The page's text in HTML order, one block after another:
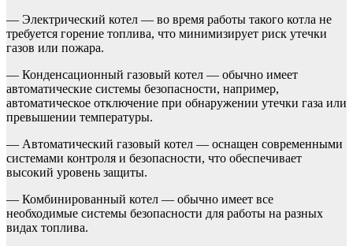
— Электрический котел — во время работы такого котла не
требуется горение топлива, что минимизирует риск утечки
газов или пожара.
— Конденсационный газовый котел — обычно имеет
автоматические системы безопасности, например,
автоматическое отключение при обнаружении утечки газа или
превышении температуры.
— Автоматический газовый котел — оснащен современными
системами контроля и безопасности, что обеспечивает
высокий уровень защиты.
— Комбинированный котел — обычно имеет все
необходимые системы безопасности для работы на разных
видах топлива.